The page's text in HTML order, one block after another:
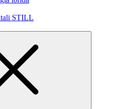
STILL